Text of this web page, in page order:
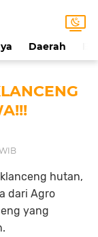
Daerah
hutan,
dari Agro
yang